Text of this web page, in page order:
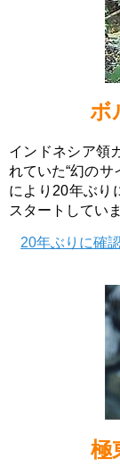
ボ
インドネシア領
れていた“幻のサ
により20年ぶり
スタートしていま
20年ぶりに確
極